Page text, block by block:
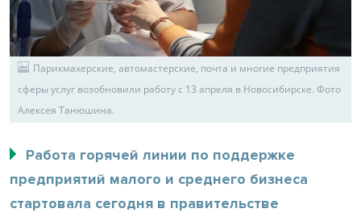
Парикмахерские, автомастерские, почта и многие предприятия
сферы услуг возобновили работу с 13 апреля в Новосибирске. Фото
Алексея Танюшина.
Работа горячей линии по поддержке
предприятий малого и среднего бизнеса
стартовала сегодня в правительстве